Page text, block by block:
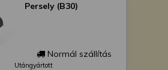
Persely (B30)
Normál szállítás
Utángyártott